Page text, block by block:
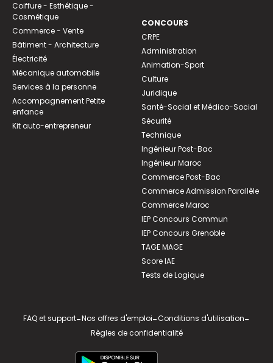
Coiffure - Esthétique -
Cosmétique
Commerce - Vente
Bâtiment - Architecture
Électricité
Mécanique automobile
Services à la personne
Accompagnement Petite
enfance
Kit auto-entrepreneur
CONCOURS
CRPE
Administration
Animation-Sport
Culture
Juridique
Santé-Social et Médico-Social
Sécurité
Technique
Ingénieur Post-Bac
Ingénieur Maroc
Commerce Post-Bac
Commerce Admission Parallèle
Commerce Maroc
IEP Concours Commun
IEP Concours Grenoble
TAGE MAGE
Score IAE
Tests de Logique
FAQ et support-Nos offres d'emploi-Conditions d'utilisation-
Règles de confidentialité